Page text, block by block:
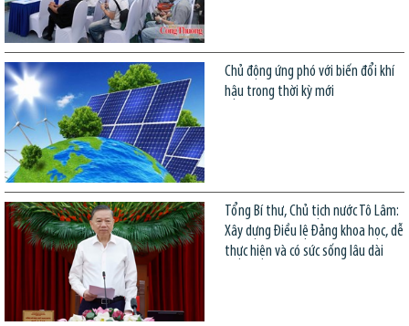
Chủ động ứng phó với biến đổi khí
hậu trong thời kỳ mới
Tổng Bí thư, Chủ tịch nước Tô Lâm:
Xây dựng Điều lệ Đảng khoa học, dễ
thực hiện và có sức sống lâu dài